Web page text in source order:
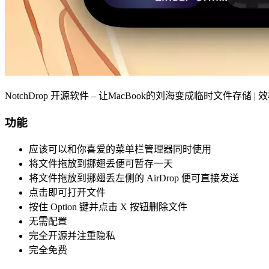
NotchDrop 开源软件 – 让MacBook的刘海变成临时文件存储 |
功能
应该可以和你喜爱的菜单栏管理器同时使用
将文件拖放到挪翅丢便可暂存一天
将文件拖放到挪翅丢左侧的 AirDrop 便可直接发送
点击即可打开文件
按住 Option 键并点击 X 按钮删除文件
无需配置
完全开源并注重隐私
完全免费